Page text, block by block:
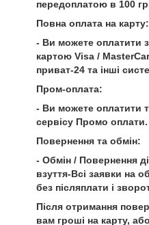
передоплатою в 100
Повна оплата на карту:
- Ви можете оплатити
картою Visa /
приват-24 та інші
Пром-оплата:
- Ви можете оплатити
сервісу Промо оплати.
Повернення та обмін:
- Обмін / Повернення
взуття-Всі заявки на
без післяплати і
Після отримання
вам гроші на карту,